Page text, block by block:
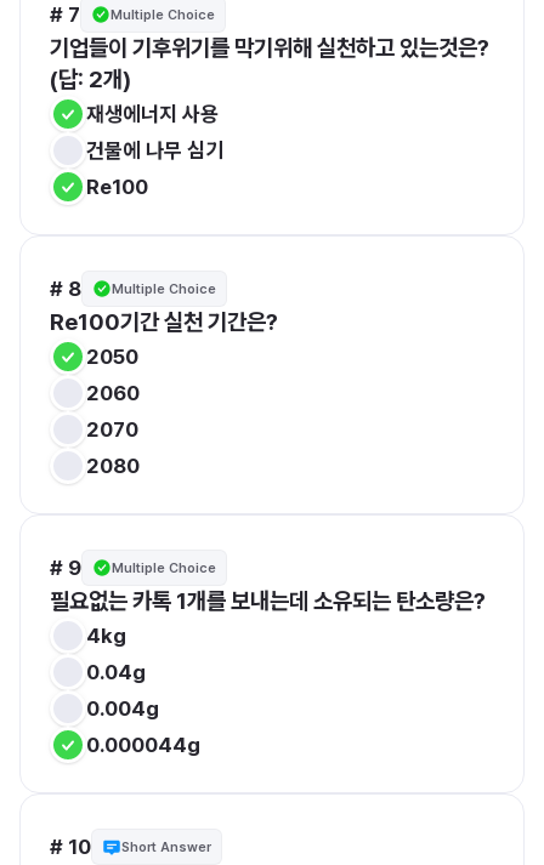
# 7 Multiple Choice
기업들이 기후위기를 막기위해 실천하고 있는것은?
(답: 2개)
재생에너지 사용
건물에 나무 심기
Re100
# 8 Multiple Choice
Re100기간 실천 기간은?
2050
2060
2070
2080
# 9 Multiple Choice
필요없는 카톡 1개를 보내는데 소유되는 탄소량은?
4kg
0.04g
0.004g
0.000044g
# 10 Short Answer